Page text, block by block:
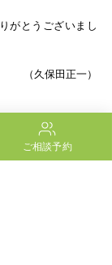
がとうございまし
（久保田正一）
ご相談予約